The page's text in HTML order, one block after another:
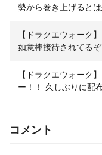
勢から巻き上げると
【ドラクエウォーク
如意棒接待されてる
【ドラクエウォーク
ー！！ 久しぶりに配
コメント